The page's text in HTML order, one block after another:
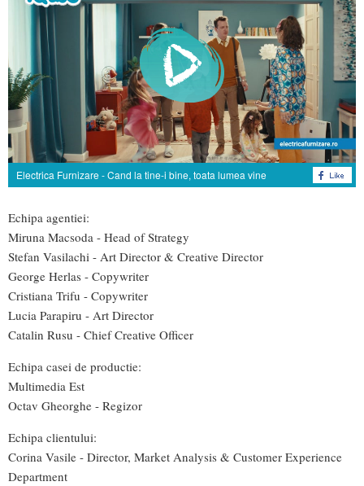
Electrica Furnizare - Cand la tine-i bine, toata lumea vine
Echipa agentiei:
Miruna Macsoda - Head of Strategy
Stefan Vasilachi - Art Director & Creative Director
George Herlas - Copywriter
Cristiana Trifu - Copywriter
Lucia Parapiru - Art Director
Catalin Rusu - Chief Creative Officer
Echipa casei de productie:
Multimedia Est
Octav Gheorghe - Regizor
Echipa clientului:
Corina Vasile - Director, Market Analysis & Customer Experience
Department